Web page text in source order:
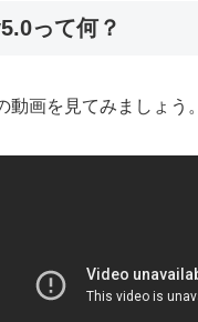
って何？
動画を見てみましょう。